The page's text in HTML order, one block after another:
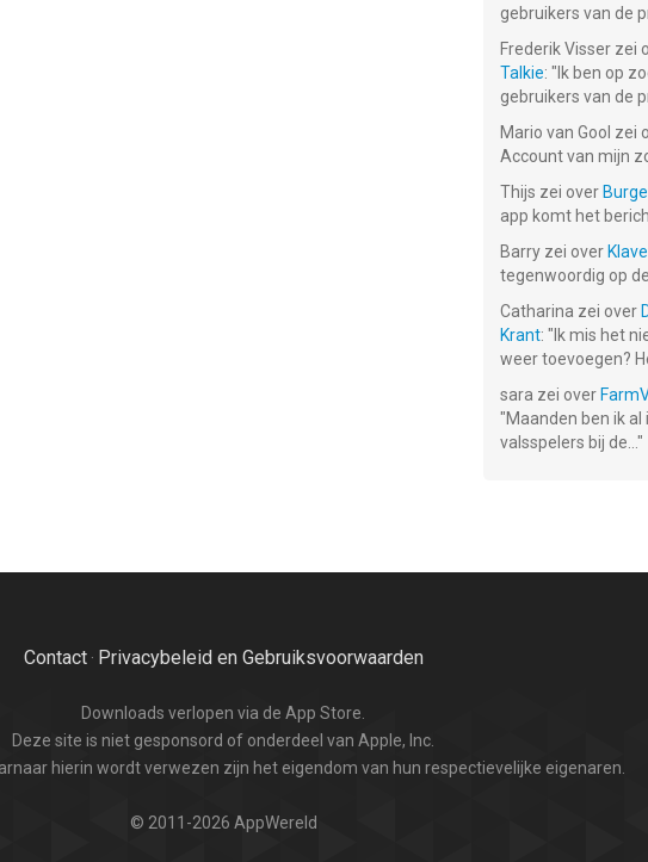
gebruikers van de
Frederik Visser zei
Talkie: " Ik ben op
gebruikers van de
Mario van Gool zei
Account van mijn
Thijs zei over
app komt het
Barry zei over
tegenwoordig op de
Catharina zei over
Krant: " Ik mis het
weer toevoegen?
sara zei over
"Maanden ben ik
valsspelers bij de... "
Contact· Privacybeleid en Gebruiksvoorwaarden
Downloads verlopen via de App Store.
Deze site is niet gesponsord of onderdeel van Apple, Inc.
hierin wordt verwezen zijn het eigendom van hun respectievelijke eigenaren.
© 2011-2026 AppWereld